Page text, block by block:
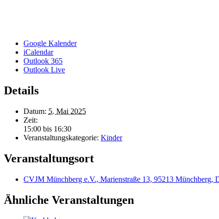
Google Kalender
iCalendar
Outlook 365
Outlook Live
Details
Datum: 5. Mai 2025
Zeit:
15:00 bis 16:30
Veranstaltungskategorie: Kinder
Veranstaltungsort
CVJM Münchberg e.V., Marienstraße 13, 95213 Münchberg,
Ähnliche Veranstaltungen